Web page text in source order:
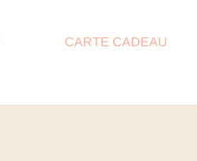
CARTE CADEAU